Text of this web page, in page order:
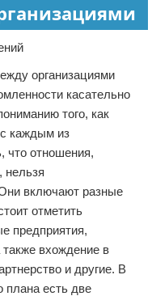
организациями
касательно
того, как
каждым из
что отношения,
нельзя
включают разные
отметить
предприятия,
вхождение в
и другие. В
плана есть две